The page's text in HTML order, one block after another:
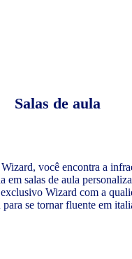
Salas de aula
você encontra a
em salas de aula
Wizard com a
para se tornar fluente em